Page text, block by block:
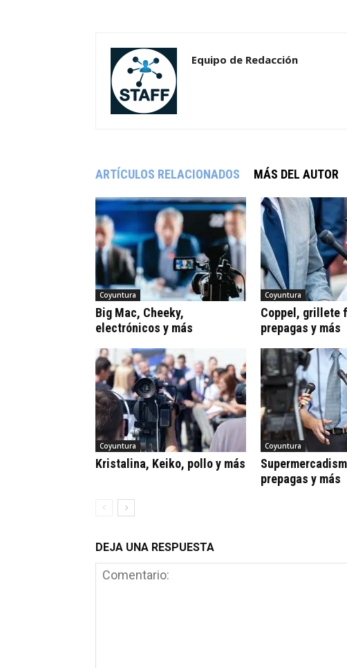
Equipo de Redacción
ARTÍCULOS RELACIONADOS MÁS DEL AUTOR
Coyuntura
Big Mac, Cheeky,
electrónicos y más
Coyuntura
Coppel, grillete
prepagas y más
Coyuntura
Kristalina, Keiko, pollo y más
Coyuntura
prepagas y más
DEJA UNA RESPUESTA